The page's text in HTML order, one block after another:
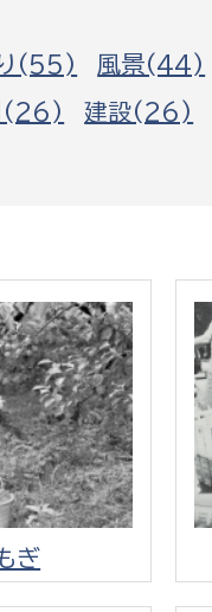
ター
ター
管理課
用度課
課
(55) 風景(44)
(26) 建設(26)
ぎ